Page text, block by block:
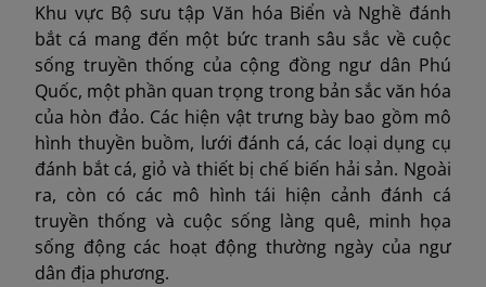
Khu vực Bộ sưu tập Văn hóa Biển và Nghề đánh
bắt cá mang đến một bức tranh sâu sắc về cuộc
sống truyền thống của cộng đồng ngư dân Phú
Quốc, một phần quan trọng trong bản sắc văn hóa
của hòn đảo. Các hiện vật trưng bày bao gồm mô
hình thuyền buồm, lưới đánh cá, các loại dụng cụ
đánh bắt cá, giỏ và thiết bị chế biến hải sản. Ngoài
ra, còn có các mô hình tái hiện cảnh đánh cá
truyền thống và cuộc sống làng quê, minh họa
sống động các hoạt động thường ngày của ngư
dân địa phương.